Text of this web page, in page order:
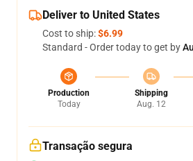
Deliver to United States
Cost to ship:$6.99
Standard - Order today to get by
Production
Today
Shipping
Aug. 12
Transação segura